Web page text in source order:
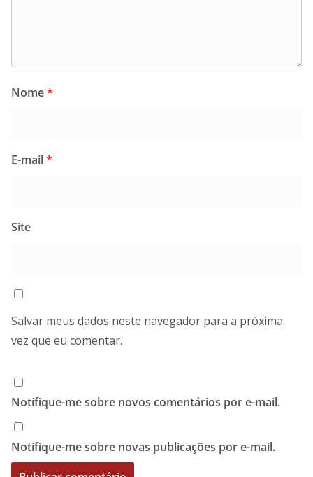
Nome*
E-mail*
Site
Salvar meus dados neste navegador para a próxima
vez que eu comentar.
Notifique-me sobre novos comentários por e-mail.
Notifique-me sobre novas publicações por e-mail.